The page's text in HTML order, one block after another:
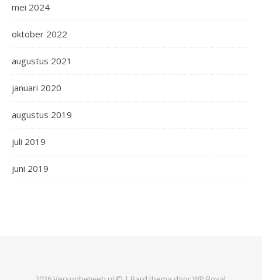
mei 2024
oktober 2022
augustus 2021
januari 2020
augustus 2019
juli 2019
juni 2019